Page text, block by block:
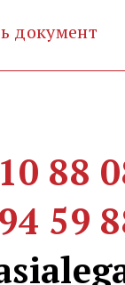
документ
88
59